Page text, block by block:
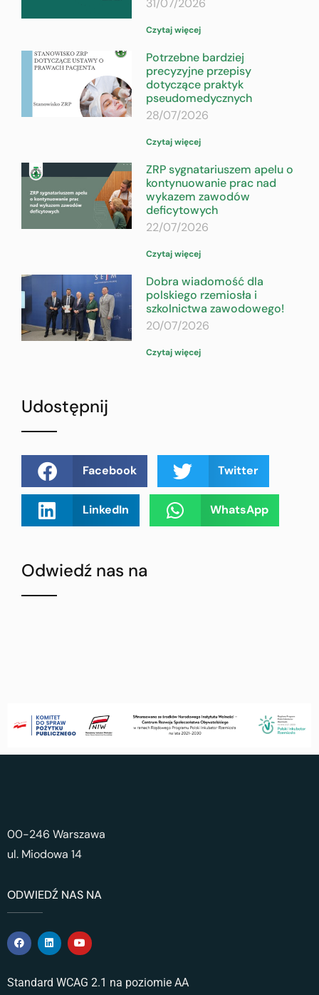
31/07/2026
Czytaj więcej
Potrzebne bardziej
precyzyjne przepisy
dotyczące praktyk
pseudomedycznych
28/07/2026
Czytaj więcej
ZRP sygnatariuszem apelu o
kontynuowanie prac nad
wykazem zawodów
deficytowych
22/07/2026
Czytaj więcej
Dobra wiadomość dla
polskiego rzemiosła i
szkolnictwa zawodowego!
20/07/2026
Czytaj więcej
Udostępnij
Facebook Twitter
LinkedIn WhatsApp
Odwiedź nas na
00-246 Warszawa
ul. Miodowa 14
ODWIEDŹ NAS NA
Standard WCAG 2.1 na poziomie AA